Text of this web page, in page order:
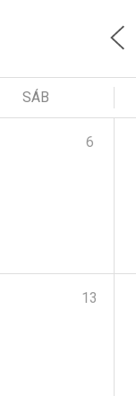
SÁB
6
13